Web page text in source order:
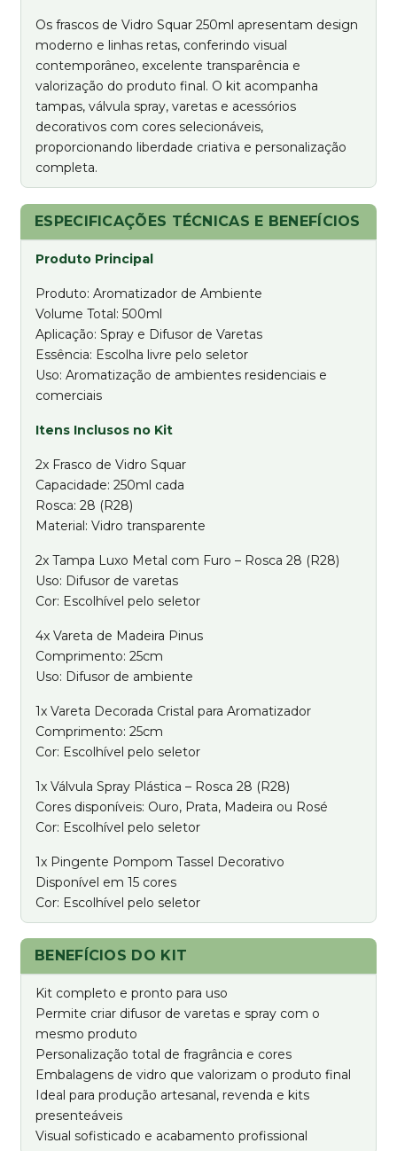
Os frascos de Vidro Squar 250ml apresentam design
moderno e linhas retas, conferindo visual
contemporâneo, excelente transparência e
valorização do produto final. O kit acompanha
tampas, válvula spray, varetas e acessórios
decorativos com cores selecionáveis,
proporcionando liberdade criativa e personalização
completa.
ESPECIFICAÇÕES TÉCNICAS E BENEFÍCIOS
Produto Principal
Produto: Aromatizador de Ambiente
Volume Total: 500ml
Aplicação: Spray e Difusor de Varetas
Essência: Escolha livre pelo seletor
Uso: Aromatização de ambientes residenciais e
comerciais
Itens Inclusos no Kit
2x Frasco de Vidro Squar
Capacidade: 250ml cada
Rosca: 28 (R28)
Material: Vidro transparente
2x Tampa Luxo Metal com Furo – Rosca 28 (R28)
Uso: Difusor de varetas
Cor: Escolhível pelo seletor
4x Vareta de Madeira Pinus
Comprimento: 25cm
Uso: Difusor de ambiente
1x Vareta Decorada Cristal para Aromatizador
Comprimento: 25cm
Cor: Escolhível pelo seletor
1x Válvula Spray Plástica – Rosca 28 (R28)
Cores disponíveis: Ouro, Prata, Madeira ou Rosé
Cor: Escolhível pelo seletor
1x Pingente Pompom Tassel Decorativo
Disponível em 15 cores
Cor: Escolhível pelo seletor
BENEFÍCIOS DO KIT
Kit completo e pronto para uso
Permite criar difusor de varetas e spray com o
mesmo produto
Personalização total de fragrância e cores
Embalagens de vidro que valorizam o produto final
Ideal para produção artesanal, revenda e kits
presenteáveis
Visual sofisticado e acabamento profissional